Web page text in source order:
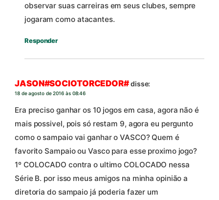
observar suas carreiras em seus clubes, sempre
jogaram como atacantes.
Responder
JASON#SOCIOTORCEDOR#disse:
18 de agosto de 2016 às 08:46
Era preciso ganhar os 10 jogos em casa, agora não é
mais possivel, pois só restam 9, agora eu pergunto
como o sampaio vai ganhar o VASCO? Quem é
favorito Sampaio ou Vasco para esse proximo jogo?
1º COLOCADO contra o ultimo COLOCADO nessa
Série B. por isso meus amigos na minha opinião a
diretoria do sampaio já poderia fazer um